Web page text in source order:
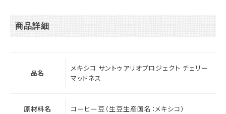
商品詳細
品名
メキシコ サントゥアリオプロジェクト チェリー
マッドネス
原材料名 コーヒー豆（生豆生産国名：メキシコ）